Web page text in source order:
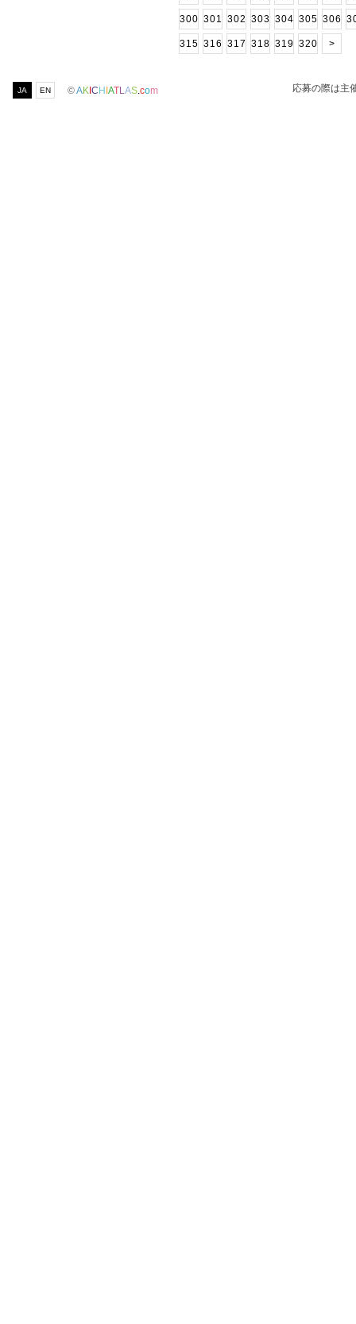
300 301 302 303 304 305 306
315 316 317 318 319 320 >
JA EN ©AK C H ATLAS.com 応募の際は主